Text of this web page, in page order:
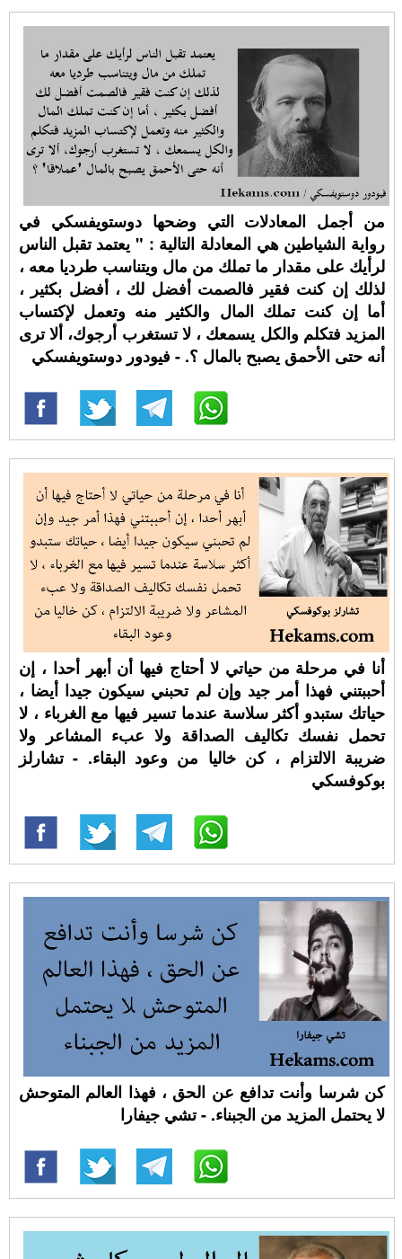
من أجمل المعادلات التي وضحها دوستويفسكي في
رواية الشياطين هي المعادلة التالية : " يعتمد تقبل الناس
لرأيك على مقدار ما تملك من مال ويتناسب طرديا معه ،
لذلك إن كنت فقير فالصمت أفضل لك ، أفضل بكثير ،
أما إن كنت تملك المال والكثير منه وتعمل لإكتساب
المزيد فتكلم والكل يسمعك ، لا تستغرب أرجوك، ألا ترى
أنه حتى الأحمق يصبح بالمال ؟. - فيودور دوستويفسكي
أنا في مرحلة من حياتي لا أحتاج فيها أن أبهر أحدا ، إن
أحببتني فهذا أمر جيد وإن لم تحبني سيكون جيدا أيضا ،
حياتك ستبدو أكثر سلاسة عندما تسير فيها مع الغرباء ، لا
تحمل نفسك تكاليف الصداقة ولا عبء المشاعر ولا
ضريبة الالتزام ، كن خاليا من وعود البقاء. - تشارلز
بوكوفسكي
كن شرسا وأنت تدافع عن الحق ، فهذا العالم المتوحش
لا يحتمل المزيد من الجبناء. - تشي جيفارا